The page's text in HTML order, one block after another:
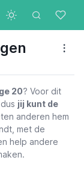
20? Voor dit
jij kunt de
anderen hem
met de
help andere